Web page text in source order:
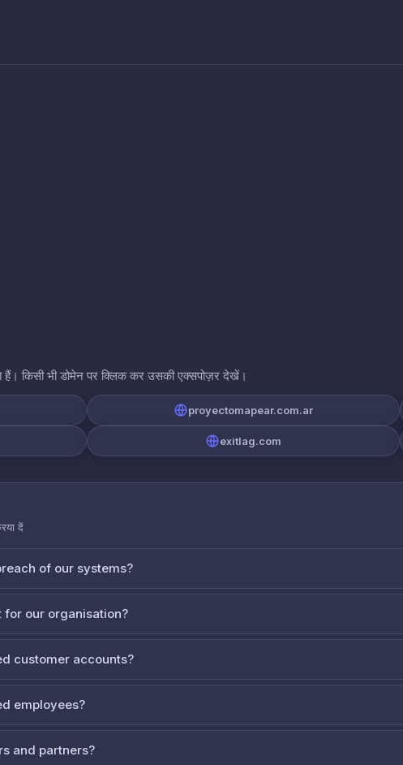
हैं। किसी भी डोमेन पर क्लिक कर उसकी एक्सपोज़र देखें।
proyectomapear.com.ar
exitlag.com
दें
of our systems?
for our organisation?
customer accounts?
employees?
and partners?